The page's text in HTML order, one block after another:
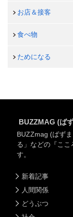
お店＆接客
食べ物
ためになる
BUZZMAG (ば
BUZZmag (ばず
る」などの『こ
す。
新着記事
人間関係
どうぶつ